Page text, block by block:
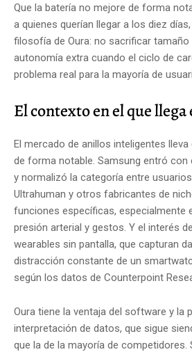
Que la batería no mejore de forma
a quienes querían llegar a los diez
filosofía de Oura: no sacrificar
autonomía extra cuando el ciclo de
problema real para la mayoría de
El contexto en el que llega
El mercado de anillos inteligentes
de forma notable. Samsung entró con
y normalizó la categoría entre
Ultrahuman y otros fabricantes de
funciones específicas, especialmente
presión arterial y gestos. Y el interés
wearables sin pantalla, que capturan
distracción constante de un
según los datos de Counterpoint
Oura tiene la ventaja del software y la
interpretación de datos, que sigue
que la de la mayoría de competidores.